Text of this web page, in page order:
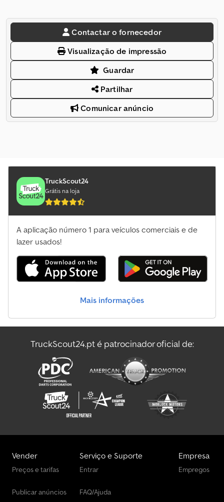
Contactar o fornecedor
Visualização de impressão
Guardar
Partilhar
Comunicar anúncio
TruckScout24
Grátis na loja
A aplicação número 1 para veículos comerciais e de
lazer usados!
Mais informações
TruckScout24.pt é patrocinador oficial de:
Vender
Preços e tarifas
Publicar anúncios
Serviço e Suporte
Entrar
FAQ/Ajuda
Empresa
Empregos